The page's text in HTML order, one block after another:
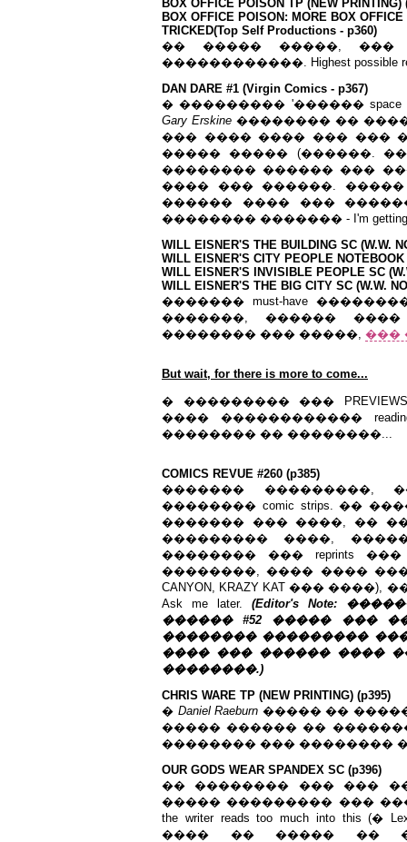
BOX OFFICE POISON TP (NEW
BOX OFFICE POISON: MORE BOX
TRICKED(Top Self Productions - p360)
�� ����� �����,
������������. Highest possible
DAN DARE #1 (Virgin Comics - p367)
� ��������� '������
Gary Erskine �������� ��
��� ���� ���� ��� ���
����� ����� (������.
�������� ������ ��� ���
���� ��� ������.
������ ���� ���
�������� ������� - I'm getting
WILL EISNER'S THE BUILDING SC (W.W.
WILL EISNER'S CITY PEOPLE NOTEBOOK
WILL EISNER'S INVISIBLE PEOPLE SC
WILL EISNER'S THE BIG CITY SC (W.W.
������� must-have
�������, ������
�������� ��� �����, ���
But wait, for there is more to come...
� ��������� ���
���� ������������
�������� �� ��������...
COMICS REVUE #260 (p385)
������� ���������,
�������� comic strips. ��
������� ��� ����, ��
��������� ����,
�������� ��� reprints
��������, ���� ����
CANYON, KRAZY KAT ���
Ask me later. (Editor's Note:
������ #52 ����� ��� ��
�������� ��������� ���
���� ��� ������ ����
��������.)
CHRIS WARE TP (NEW PRINTING) (p395)
� Daniel Raeburn ����� ��
����� ������ ��
�������� ��� ��������
OUR GODS WEAR SPANDEX SC (p396)
�� �������� ��� ���
����� ��������� ���
the writer reads too much into
���� �� ����� ��